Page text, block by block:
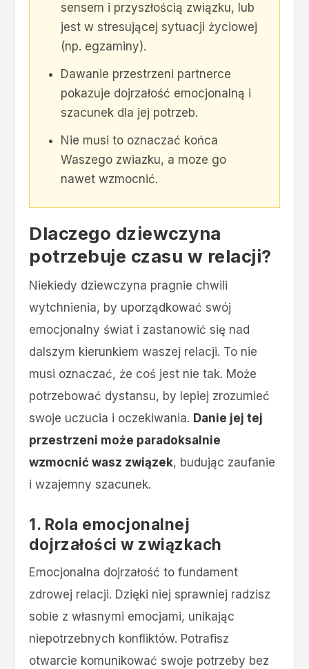
sensem i przyszłością związku, lub
jest w stresującej sytuacji życiowej
(np. egzaminy).
Dawanie przestrzeni partnerce
pokazuje dojrzałość emocjonalną i
szacunek dla jej potrzeb.
Nie musi to oznaczać końca
Waszego zwiazku, a moze go
nawet wzmocnić.
Dlaczego dziewczyna
potrzebuje czasu w relacji?
Niekiedy dziewczyna pragnie chwili
wytchnienia, by uporządkować swój
emocjonalny świat i zastanowić się nad
dalszym kierunkiem waszej relacji. To nie
musi oznaczać, że coś jest nie tak. Może
potrzebować dystansu, by lepiej zrozumieć
swoje uczucia i oczekiwania. Danie jej tej
przestrzeni może paradoksalnie
wzmocnić wasz związek, budując zaufanie
i wzajemny szacunek.
1. Rola emocjonalnej
dojrzałości w związkach
Emocjonalna dojrzałość to fundament
zdrowej relacji. Dzięki niej sprawniej radzisz
sobie z własnymi emocjami, unikając
niepotrzebnych konfliktów. Potrafisz
otwarcie komunikować swoje potrzeby bez